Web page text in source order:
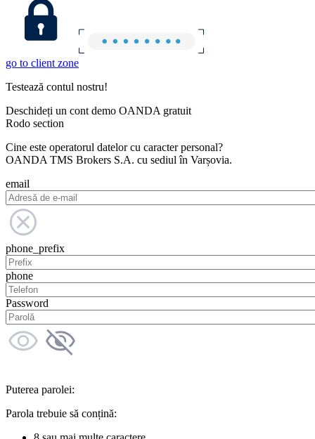
go to client zone
Testează contul nostru!
Deschideți un cont demo OANDA gratuit
Rodo section
Cine este operatorul datelor cu caracter personal?
OANDA TMS Brokers S.A. cu sediul în Varșovia.
email
phone_prefix
phone
Password
Puterea parolei:
Parola trebuie să conțină: